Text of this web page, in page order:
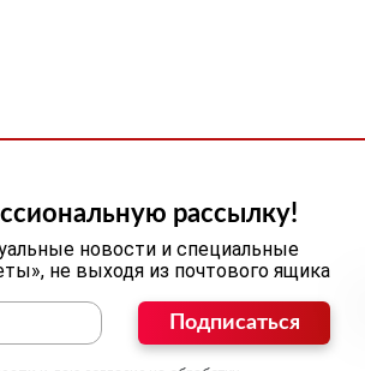
рассылку!
новости и специальные
не выходя из почтового ящика
Подписаться